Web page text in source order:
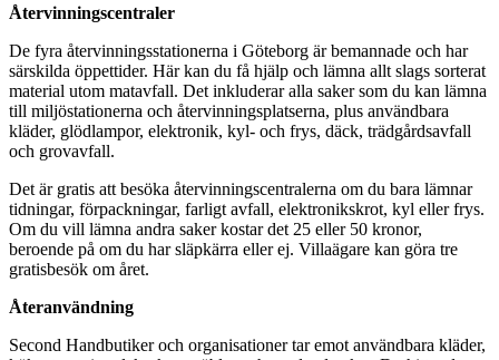
Återvinningscentraler
De fyra återvinningsstationerna i Göteborg är bemannade och har
särskilda öppettider. Här kan du få hjälp och lämna allt slags sorterat
material utom matavfall. Det inkluderar alla saker som du kan lämna
till miljöstationerna och återvinningsplatserna, plus användbara
kläder, glödlampor, elektronik, kyl- och frys, däck, trädgårdsavfall
och grovavfall.
Det är gratis att besöka återvinningscentralerna om du bara lämnar
tidningar, förpackningar, farligt avfall, elektronikskrot, kyl eller frys.
Om du vill lämna andra saker kostar det 25 eller 50 kronor,
beroende på om du har släpkärra eller ej. Villaägare kan göra tre
gratisbesök om året.
Återanvändning
Second Handbutiker och organisationer tar emot användbara kläder,